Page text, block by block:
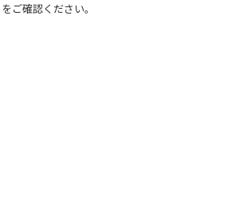
ご確認ください。